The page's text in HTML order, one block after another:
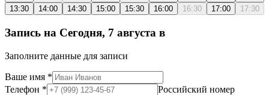
13:30
14:00 14:30 15:00 15:30 16:00 16:30 17:00 17:30
Запись на Сегодня, 7 августа в
Заполните данные для записи
Ваше имя *
Телефон *
Российский номер